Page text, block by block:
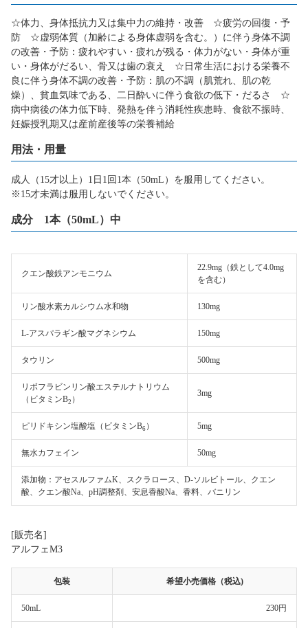
☆体力、身体抵抗力又は集中力の維持・改善 ☆疲労の回復・予
防 ☆虚弱体質（加齢による身体虚弱を含む。）に伴う身体不調
の改善・予防：疲れやすい・疲れが残る・体力がない・身体が重
い・身体がだるい、骨又は歯の衰え ☆日常生活における栄養不
良に伴う身体不調の改善・予防：肌の不調（肌荒れ、肌の乾
燥）、貧血気味である、二日酔いに伴う食欲の低下・だるさ ☆
病中病後の体力低下時、発熱を伴う消耗性疾患時、食欲不振時、
妊娠授乳期又は産前産後等の栄養補給
用法・用量
成人（15才以上）1日1回1本（50mL）を服用してください。
※15才未満は服用しないでください。
成分 1本（50mL）中
クエン酸鉄アンモニウム
22.9mg（鉄として4.0mg
を含む）
リン酸水素カルシウム水和物 130mg
L-アスパラギン酸マグネシウム 150mg
タウリン 500mg
リボフラビンリン酸エステルナトリウム
（ビタミンB2 ）
3mg
ピリドキシン塩酸塩（ビタミンB6 ） 5mg
無水カフェイン 50mg
添加物：アセスルファムK、スクラロース、D-ソルビトール、クエン
酸、クエン酸Na、pH調整剤、安息香酸Na、香料、バニリン
[販売名]
アルフェM3
包装 希望小売価格（税込)
50mL 230円